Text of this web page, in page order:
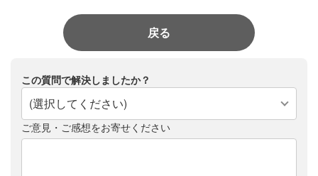
戻る
この質問で解決しましたか？
(選択してください)
ご意見・ご感想をお寄せください